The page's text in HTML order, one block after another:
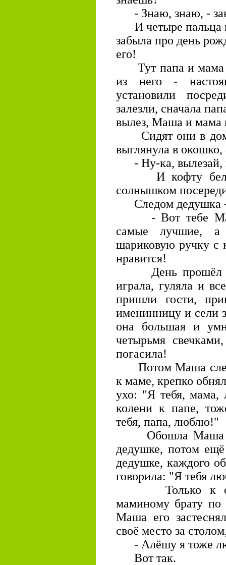
- Знаю, знаю, -
И четыре пальца
забыла про день
его!
Тут папа и мама
из него -
установили
залезли, сначала
вылез, Маша и мама
Сидят они в
выглянула в окошко,
- Ну-ка, вылезай,
И кофту
солнышком
Следом дедушка
- Вот тебе
самые лучшие,
шариковую ручку с
нравится!
День прошёл
играла, гуляла и
пришли гости,
именинницу и сели
она большая и
четырьмя
погасила!
Потом Маша
к маме, крепко
ухо: "Я тебя, мама,
колени к папе,
тебя, папа, люблю!"
Обошла Маша
дедушке, потом
дедушке, каждого
говорила: "Я тебя
Только к
маминому брату
Маша его
своё место за
- Алёшу я тоже
Вот так.